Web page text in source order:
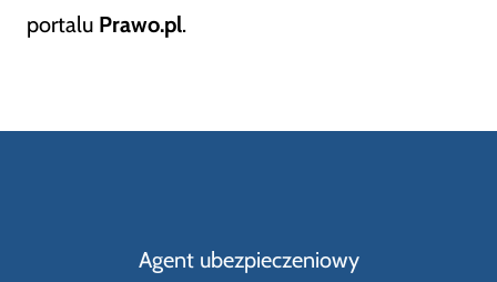
portalu Prawo.pl.
Agent ubezpieczeniowy